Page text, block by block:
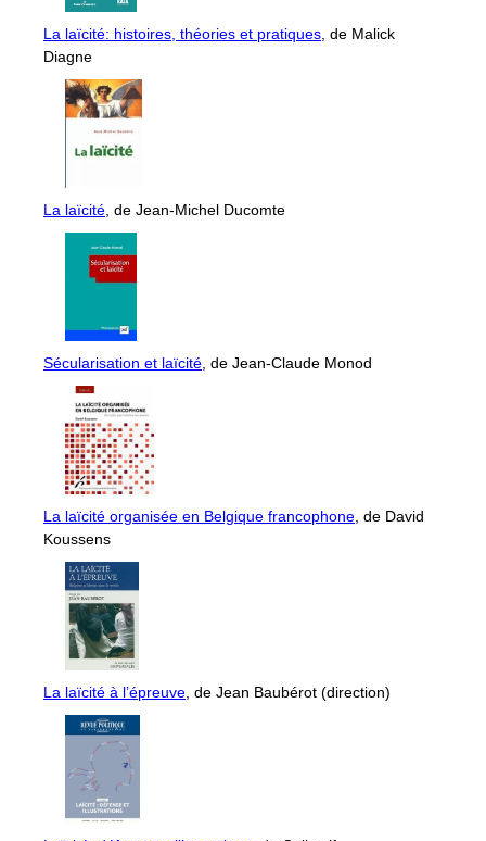
La laïcité: histoires, théories et pratiques , de Malick
Diagne
La laïcité , de Jean-Michel Ducomte
Sécularisation et laïcité , de Jean-Claude Monod
La laïcité organisée en Belgique francophone , de David
Koussens
La laïcité à l’épreuve , de Jean Baubérot (direction)